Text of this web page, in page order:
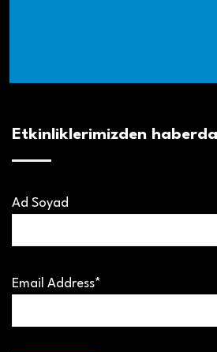
Etkinliklerimizden
Ad Soyad
Email Address*